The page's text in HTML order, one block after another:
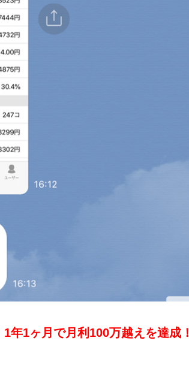
1年1ヶ月で月利100万越えを達成！